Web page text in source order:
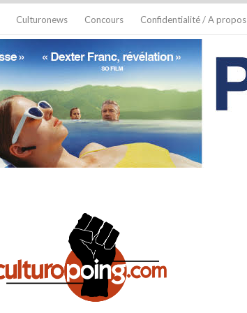
Culturonews Concours Confidentialité / A propos